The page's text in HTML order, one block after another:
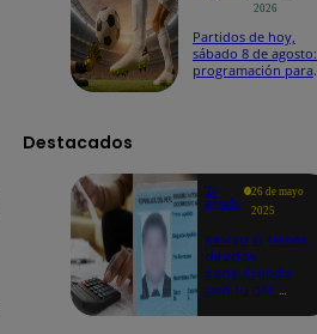
2026
Partidos de hoy,
sábado 8 de agosto:
programación para
Destacados
Te
ayudo
26 de mayo
2025
Revisa si tienes
deudas
consultando
con tu DNI:
detalles